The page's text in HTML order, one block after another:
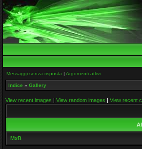
Messaggi senza risposta | Argomenti attivi
Indice » Gallery
View recent images | View random images | View recent
MxB